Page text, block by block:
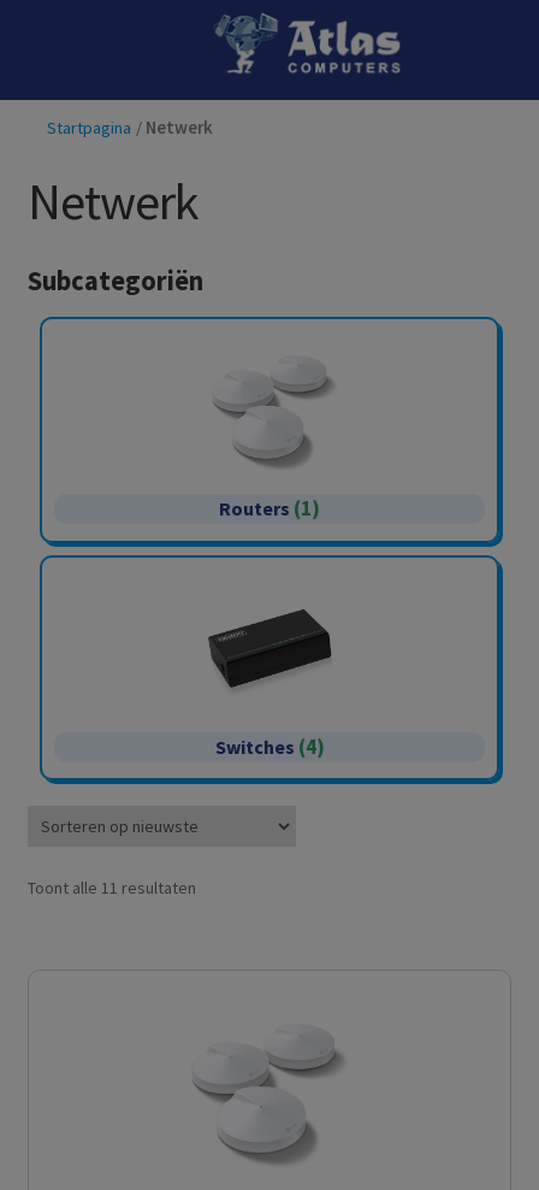
Ga
Ga
Startpagina / Netwerk
Netwerk
Subcategoriën
Routers (1)
Switches (4)
Toont alle 11 resultatenGesorteerd